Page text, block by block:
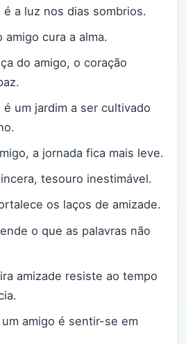
é a luz nos dias sombrios.
amigo cura a alma.
do amigo, o coração
é um jardim a ser cultivado
a jornada fica mais leve.
tesouro inestimável.
os laços de amizade.
o que as palavras não
amizade resiste ao tempo
amigo é sentir-se em